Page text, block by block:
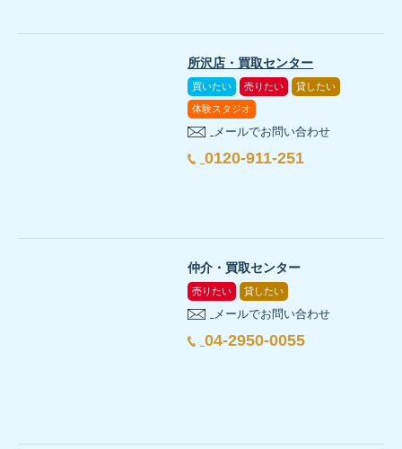
所沢店・買取センター
買いたい 売りたい 貸したい
体験スタジオ
メールでお問い合わせ
0120-911-251
仲介・買取センター
売りたい 貸したい
メールでお問い合わせ
04-2950-0055